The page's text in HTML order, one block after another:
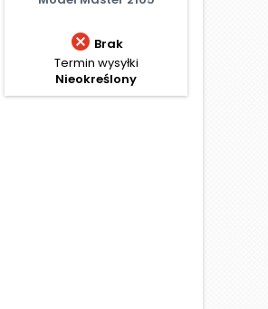
 Brak
Termin wysyłki
Nieokreślony